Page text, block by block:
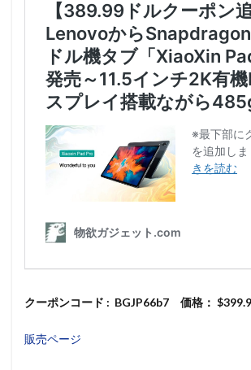
クーポンコード : BGJP66b7 価格：
販売ページ